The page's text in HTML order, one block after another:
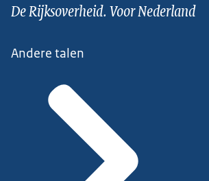
De Rijksoverheid. Voor Nederland
Andere talen